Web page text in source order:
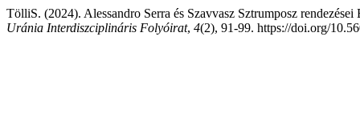
TölliS. (2024). Alessandro Serra és Szavvasz Sztrumposz
Uránia Interdiszciplináris Folyóirat, 4(2), 91-99. https://doi.org/